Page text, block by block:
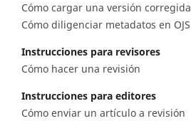
Cómo cargar una versión corregida
Cómo diligenciar metadatos en OJS
Instrucciones para revisores
Cómo hacer una revisión
Instrucciones para editores
Cómo enviar un artículo a revisión